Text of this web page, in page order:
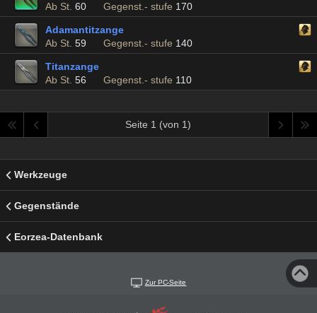
Ab St. 60 Gegenst.- stufe 170
Adamantitzange
Ab St. 59 Gegenst.- stufe 140
Titanzange
Ab St. 56 Gegenst.- stufe 110
Seite 1 (von 1)
Werkzeuge
Gegenstände
Eorzea-Datenbank
Zur PC-Seite